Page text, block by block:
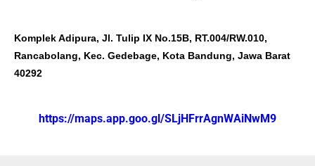
Komplek Adipura, Jl. Tulip IX No.15B, RT.004/RW.010,
Rancabolang, Kec. Gedebage, Kota Bandung, Jawa Barat
40292
https://maps.app.goo.gl/SLjHFrrAgnWAiNwM9